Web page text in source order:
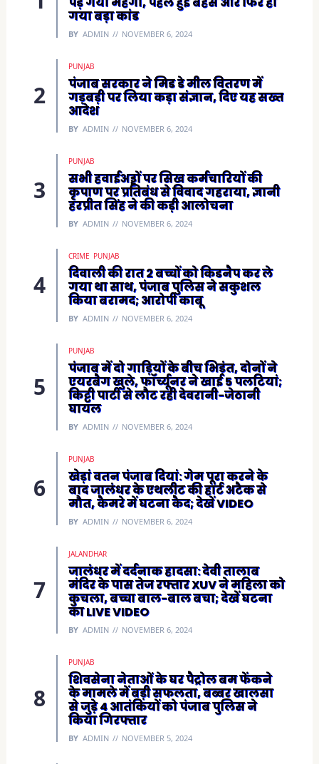
गया बड़ा कांड
BY ADMIN NOVEMBER 6, 2024
PUNJAB
पंजाब सरकार ने मिड डे मील वितरण में
गड़बड़ी पर लिया कड़ा संज्ञान, दिए यह सख्त
आदेश
BY ADMIN NOVEMBER 6, 2024
PUNJAB
सभी हवाईअड्डों पर सिख कर्मचारियों की
कृपाण पर प्रतिबंध से विवाद गहराया, ज्ञानी
हरप्रीत सिंह ने की कड़ी आलोचना
BY ADMIN NOVEMBER 6, 2024
CRIME PUNJAB
दिवाली की रात 2 बच्चों को किडनैप कर ले
गया था साथ, पंजाब पुलिस ने सकुशल
किया बरामद; आरोपी काबू
BY ADMIN NOVEMBER 6, 2024
PUNJAB
पंजाब में दो गाड़ियों के बीच भिड़ंत, दोनों ने
एयरबैग खुले, फॉर्च्यूनर ने खाई 5 पलटियां;
किट्टी पार्टी से लौट रही देवरानी-जेठानी
घायल
BY ADMIN NOVEMBER 6, 2024
PUNJAB
खेड़ां वतन पंजाब दियां: गेम पूरा करने के
बाद जालंधर के एथलीट की हार्ट अटैक से
मौत, कैमरे में घटना कैद; देखें VIDEO
BY ADMIN NOVEMBER 6, 2024
JALANDHAR
जालंधर में दर्दनाक हादसा: देवी तालाब
मंदिर के पास तेज रफ्तार XUV ने महिला को
कुचला, बच्चा बाल-बाल बचा; देखें घटना
का LIVE VIDEO
BY ADMIN NOVEMBER 6, 2024
PUNJAB
शिवसेना नेताओं के घर पैट्रोल बम फेंकने
के मामले में बड़ी सफलता, बब्बर खालसा
से जुड़े 4 आतंकियों को पंजाब पुलिस ने
किया गिरफ्तार
BY ADMIN NOVEMBER 5, 2024